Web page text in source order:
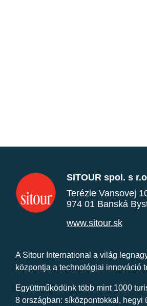
SITOUR spol. s
Terézie Vansovej
974 01 Banská
www.sitour.sk
A Sitour International a világ
központja a technológiai innováció
Együttműködünk több mint 1000
8 országban: síközpontokkal, hegyi